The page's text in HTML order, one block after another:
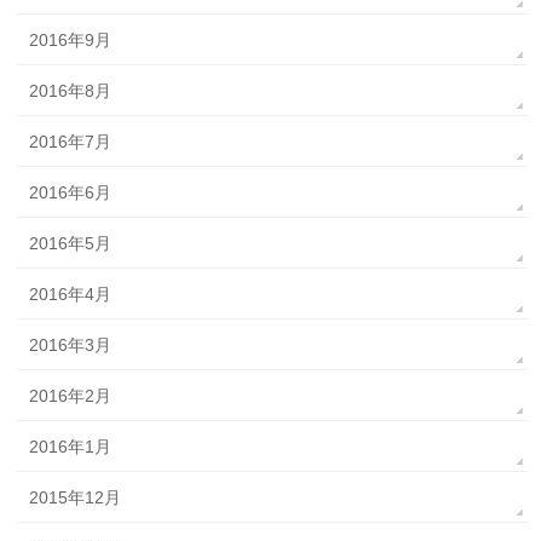
2016年9月
2016年8月
2016年7月
2016年6月
2016年5月
2016年4月
2016年3月
2016年2月
2016年1月
2015年12月